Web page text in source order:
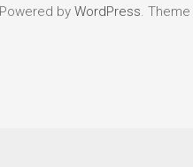
Powered by WordPress.